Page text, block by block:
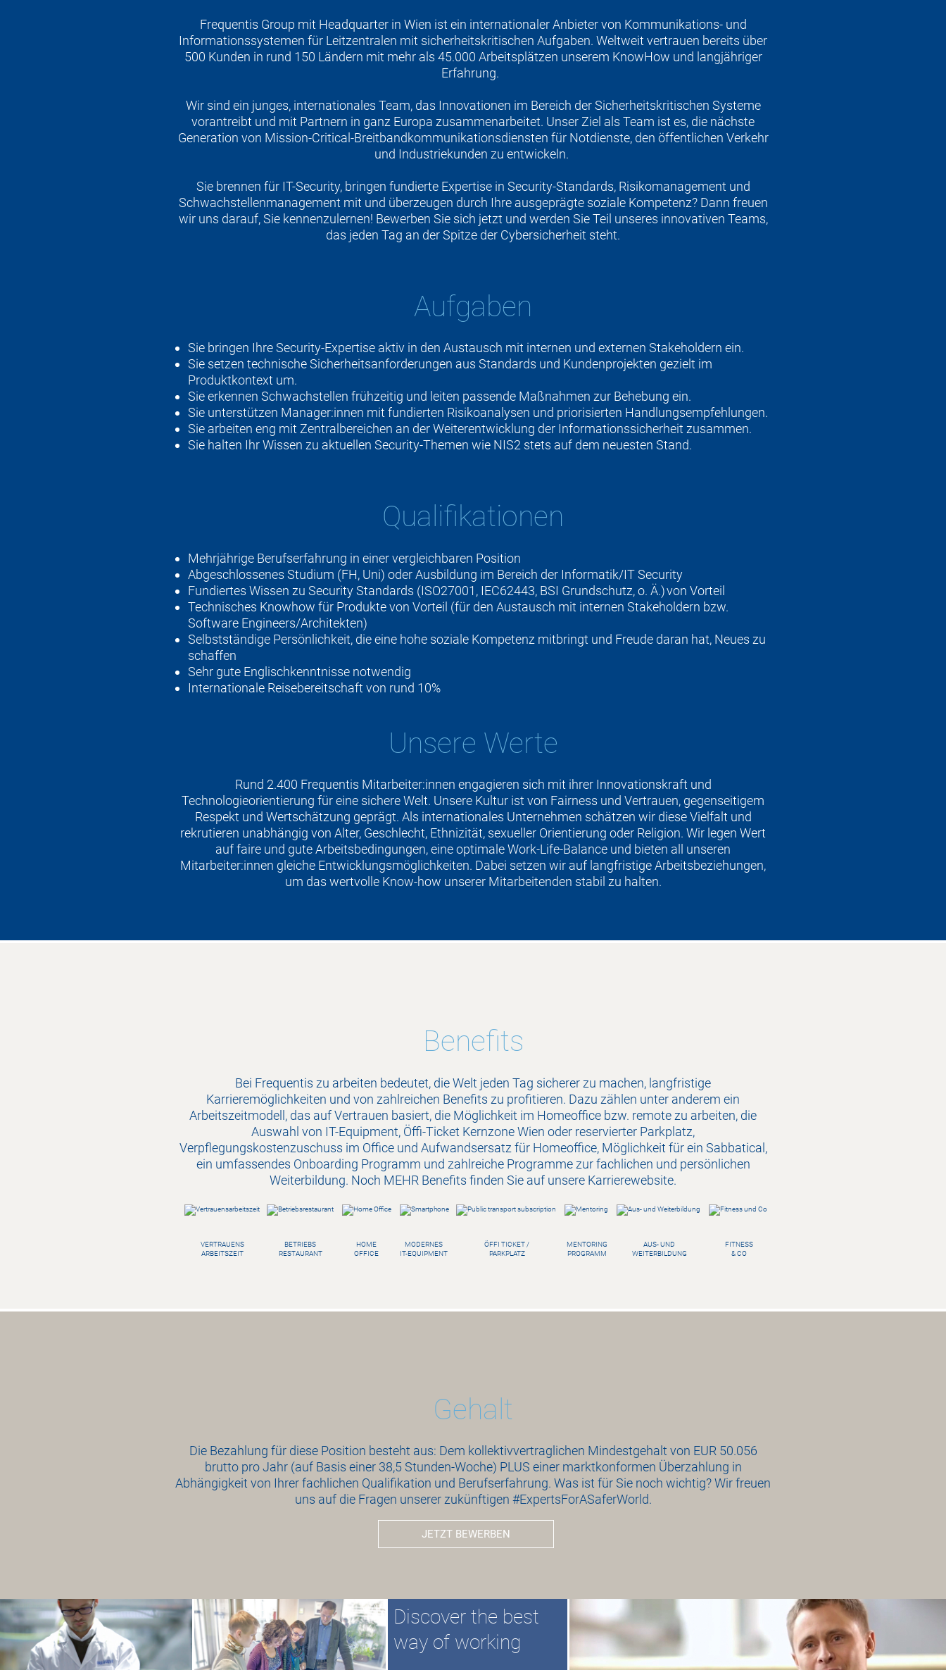
Frequentis Group mit Headquarter in Wien ist ein internationaler Anbieter von Kommunikations- und
Informationssystemen für Leitzentralen mit sicherheitskritischen Aufgaben. Weltweit vertrauen bereits über
500 Kunden in rund 150 Ländern mit mehr als 45.000 Arbeitsplätzen unserem KnowHow und langjähriger
Erfahrung.
Wir sind ein junges, internationales Team, das Innovationen im Bereich der Sicherheitskritischen Systeme
vorantreibt und mit Partnern in ganz Europa zusammenarbeitet. Unser Ziel als Team ist es, die nächste
Generation von Mission-Critical-Breitbandkommunikationsdiensten für Notdienste, den öffentlichen Verkehr
und Industriekunden zu entwickeln.
Sie brennen für IT-Security, bringen fundierte Expertise in Security-Standards, Risikomanagement und
Schwachstellenmanagement mit und überzeugen durch Ihre ausgeprägte soziale Kompetenz? Dann freuen
wir uns darauf, Sie kennenzulernen! Bewerben Sie sich jetzt und werden Sie Teil unseres innovativen Teams,
das jeden Tag an der Spitze der Cybersicherheit steht.
Aufgaben
Sie bringen Ihre Security-Expertise aktiv in den Austausch mit internen und externen Stakeholdern ein.
Sie setzen technische Sicherheitsanforderungen aus Standards und Kundenprojekten gezielt im
Produktkontext um.
Sie erkennen Schwachstellen frühzeitig und leiten passende Maßnahmen zur Behebung ein.
Sie unterstützen Manager:innen mit fundierten Risikoanalysen und priorisierten Handlungsempfehlungen.
Sie arbeiten eng mit Zentralbereichen an der Weiterentwicklung der Informationssicherheit zusammen.
Sie halten Ihr Wissen zu aktuellen Security-Themen wie NIS2 stets auf dem neuesten Stand.
Qualifikationen
Mehrjährige Berufserfahrung in einer vergleichbaren Position
Abgeschlossenes Studium (FH, Uni) oder Ausbildung im Bereich der Informatik/IT Security
Fundiertes Wissen zu Security Standards (ISO27001, IEC62443, BSI Grundschutz, o. Ä.) von Vorteil
Technisches Knowhow für Produkte von Vorteil (für den Austausch mit internen Stakeholdern bzw.
Software Engineers/Architekten)
Selbstständige Persönlichkeit, die eine hohe soziale Kompetenz mitbringt und Freude daran hat, Neues zu
schaffen
Sehr gute Englischkenntnisse notwendig
Internationale Reisebereitschaft von rund 10%
Unsere Werte
Rund 2.400 Frequentis Mitarbeiter:innen engagieren sich mit ihrer Innovationskraft und
Technologieorientierung für eine sichere Welt. Unsere Kultur ist von Fairness und Vertrauen, gegenseitigem
Respekt und Wertschätzung geprägt. Als internationales Unternehmen schätzen wir diese Vielfalt und
rekrutieren unabhängig von Alter, Geschlecht, Ethnizität, sexueller Orientierung oder Religion. Wir legen Wert
auf faire und gute Arbeitsbedingungen, eine optimale Work-Life-Balance und bieten all unseren
Mitarbeiter:innen gleiche Entwicklungsmöglichkeiten. Dabei setzen wir auf langfristige Arbeitsbeziehungen,
um das wertvolle Know-how unserer Mitarbeitenden stabil zu halten.
Benefits
Bei Frequentis zu arbeiten bedeutet, die Welt jeden Tag sicherer zu machen, langfristige
Karrieremöglichkeiten und von zahlreichen Benefits zu profitieren. Dazu zählen unter anderem ein
Arbeitszeitmodell, das auf Vertrauen basiert, die Möglichkeit im Homeoffice bzw. remote zu arbeiten, die
Auswahl von IT-Equipment, Öffi-Ticket Kernzone Wien oder reservierter Parkplatz,
Verpflegungskostenzuschuss im Office und Aufwandsersatz für Homeoffice, Möglichkeit für ein Sabbatical,
ein umfassendes Onboarding Programm und zahlreiche Programme zur fachlichen und persönlichen
Weiterbildung. Noch MEHR Benefits finden Sie auf unsere Karrierewebsite.
VERTRAUENS BETRIEBS HOME MODERNES ÖFFI TICKET / MENTORING AUS- UND
FITNESS
ARBEITSZEIT
RESTAURANT OFFICE IT-EQUIPMENT PARKPLATZ PROGRAMM WEITERBILDUNG & CO
Gehalt
Die Bezahlung für diese Position besteht aus: Dem kollektivvertraglichen Mindestgehalt von EUR 50.056
brutto pro Jahr (auf Basis einer 38,5 Stunden-Woche) PLUS einer marktkonformen Überzahlung in
Abhängigkeit von Ihrer fachlichen Qualifikation und Berufserfahrung. Was ist für Sie noch wichtig? Wir freuen
uns auf die Fragen unserer zukünftigen #ExpertsForASaferWorld.
JETZT BEWERBEN
Discover the best
way of working